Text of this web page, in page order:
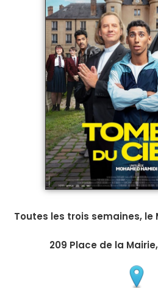
Toutes les trois semaines, le
209 Place de la Mairie,